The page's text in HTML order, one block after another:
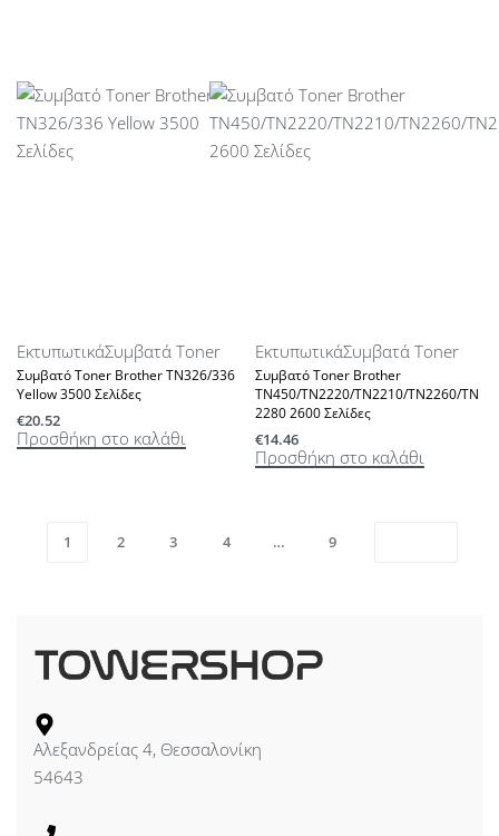
ΕκτυπωτικάΣυμβατά Toner
Συμβατό Toner Brother TN326/336
Yellow 3500 Σελίδες
€20.52
Προσθήκη στο καλάθι
ΕκτυπωτικάΣυμβατά Toner
Συμβατό Toner Brother
TN450/TN2220/TN2210/TN2260/TN
2280 2600 Σελίδες
€14.46
Προσθήκη στο καλάθι
1 2 3 4 … 9
Αλεξανδρείας 4, Θεσσαλονίκη
54643